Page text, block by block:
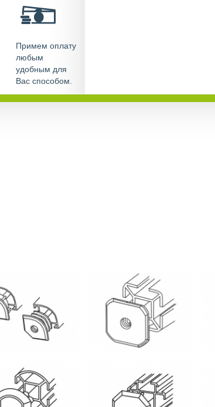
Примем оплату
любым
удобным для
Вас способом.